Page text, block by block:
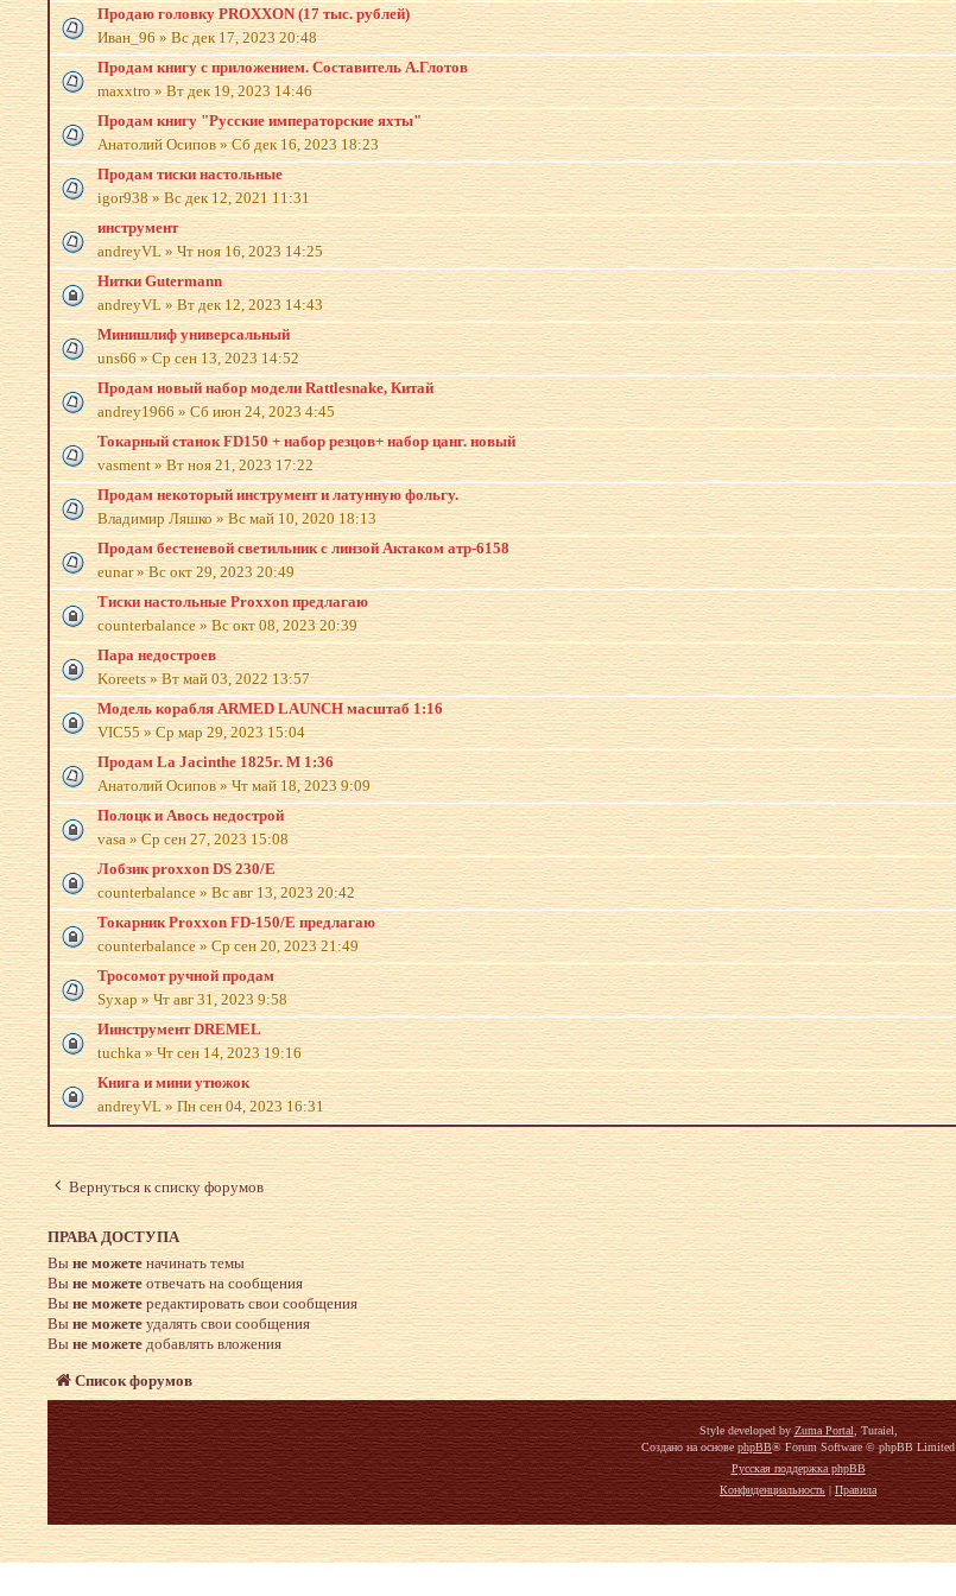
Продаю головку PROXXON (17 тыс. рублей)
Иван_96»Вс дек 17, 2023 20:48
Продам книгу с приложением. Составитель А.Глотов
maxxtro»Вт дек 19, 2023 14:46
Продам книгу "Русские императорские яхты"
Анатолий Осипов»Сб дек 16, 2023 18:23
Продам тиски настольные
igor938»Вс дек 12, 2021 11:31
инструмент
andreyVL»Чт ноя 16, 2023 14:25
Нитки Gutermann
andreyVL»Вт дек 12, 2023 14:43
Минишлиф универсальный
uns66»Ср сен 13, 2023 14:52
Продам новый набор модели Rattlesnake, Китай
andrey1966»Сб июн 24, 2023 4:45
Токарный станок FD150 + набор резцов+ набор цанг. новый
vasment»Вт ноя 21, 2023 17:22
Продам некоторый инструмент и латунную фольгу.
Владимир Ляшко»Вс май 10, 2020 18:13
Продам бестеневой светильник с линзой Актаком атр-6158
eunar»Вс окт 29, 2023 20:49
Тиски настольные Proxxon предлагаю
counterbalance»Вс окт 08, 2023 20:39
Пара недостроев
Koreets»Вт май 03, 2022 13:57
Модель корабля ARMED LAUNCH масштаб 1:16
VIC55»Ср мар 29, 2023 15:04
Продам La Jacinthe 1825г. М 1:36
Анатолий Осипов»Чт май 18, 2023 9:09
Полоцк и Авось недострой
vasa»Ср сен 27, 2023 15:08
Лобзик proxxon DS 230/E
counterbalance»Вс авг 13, 2023 20:42
Токарник Proxxon FD-150/E предлагаю
counterbalance»Ср сен 20, 2023 21:49
Тросомот ручной продам
Syxap»Чт авг 31, 2023 9:58
Иинструмент DREMEL
tuchka»Чт сен 14, 2023 19:16
Книга и мини утюжок
andreyVL»Пн сен 04, 2023 16:31
Вернуться к списку форумов
ПРАВА ДОСТУПА
Выне можетеначинать темы
Выне можетеотвечать на сообщения
Выне можетередактировать свои сообщения
Выне можетеудалять свои сообщения
Выне можете добавлять вложения
Список форумов
Style developed byZuma Portal, Turaiel,
Создано на основе phpBB® Forum Software © phpBB Limited
Русская поддержка phpBB
Конфиденциальность| Правила